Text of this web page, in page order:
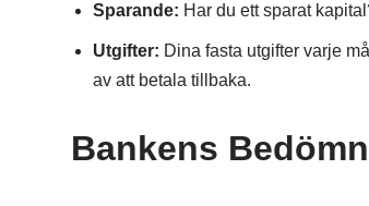
Sparande: Har du ett sparat
Utgifter: Dina fasta utgifter varje
av att betala tillbaka.
Bankens